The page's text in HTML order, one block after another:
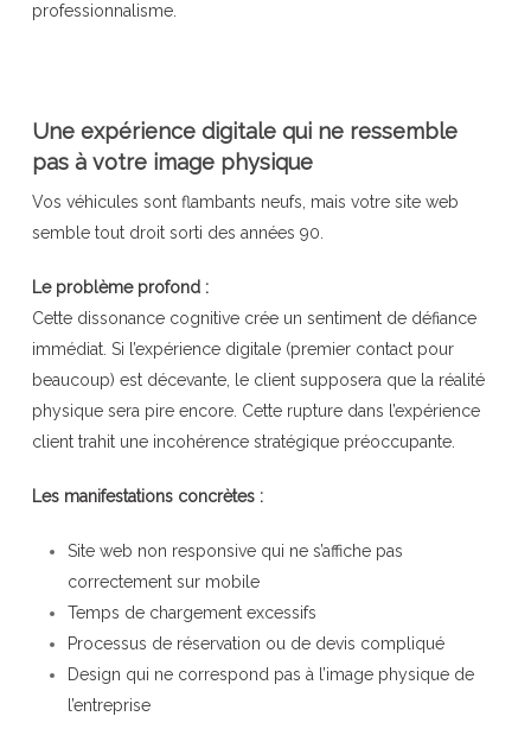
professionnalisme.
Une expérience digitale qui ne ressemble
pas à votre image physique
Vos véhicules sont flambants neufs, mais votre site web
semble tout droit sorti des années 90.
Le problème profond :
Cette dissonance cognitive crée un sentiment de défiance
immédiat. Si l’expérience digitale (premier contact pour
beaucoup) est décevante, le client supposera que la réalité
physique sera pire encore. Cette rupture dans l’expérience
client trahit une incohérence stratégique préoccupante.
Les manifestations concrètes :
Site web non responsive qui ne s’affiche pas
correctement sur mobile
Temps de chargement excessifs
Processus de réservation ou de devis compliqué
Design qui ne correspond pas à l’image physique de
l’entreprise